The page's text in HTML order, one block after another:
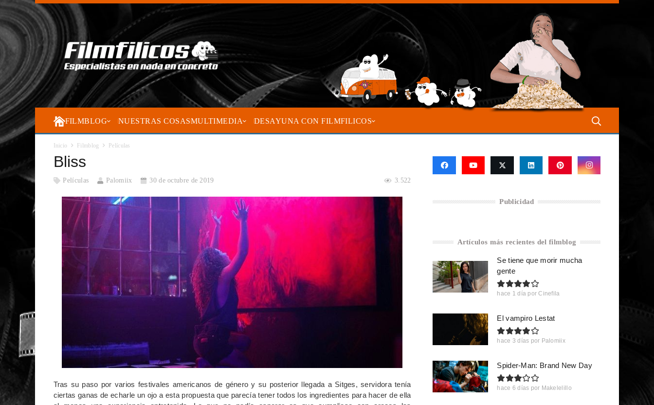
FILMBLOG NUESTRAS COSASMULTIMEDIA DESAYUNA CON FILMFILICOS
Inicio Filmblog Películas
Bliss
Películas Palomiix 30 de octubre de 2019 3.522
Tras su paso por varios festivales americanos de género y su posterior llegada a Sitges, servidora tenía
ciertas ganas de echarle un ojo a esta propuesta que parecía tener todos los ingredientes para hacer de ella
Publicidad
Artículos más recientes del filmblog
Se tiene que morir mucha
gente
hace 1 día por Cinefila
El vampiro Lestat
hace 3 días por Palomiix
Spider-Man: Brand New Day
hace 6 días por Makelelillo